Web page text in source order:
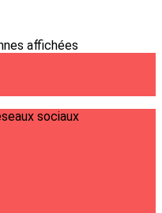
affichées
sociaux